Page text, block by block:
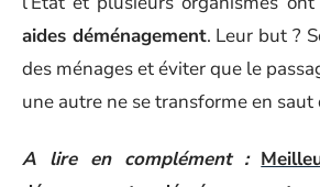
aides déménagement. Leur but ?
des ménages et éviter que le
une autre ne se transforme en saut
A lire en complément :